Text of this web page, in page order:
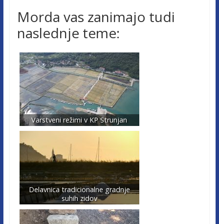
Morda vas zanimajo tudi
naslednje teme:
Varstveni režimi v KP Strunjan
Delavnica tradicionalne gradnje
suhih zidov